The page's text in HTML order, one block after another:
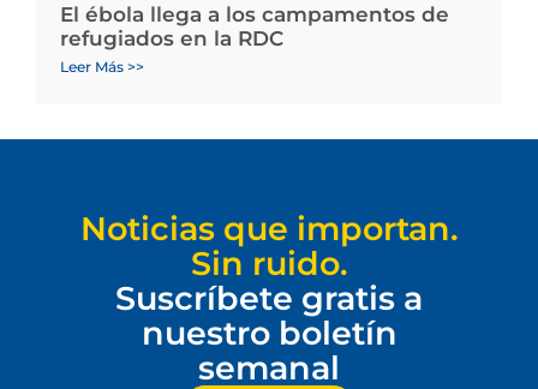
El ébola llega a los campamentos de
refugiados en la RDC
Leer Más >>
Noticias que importan.
Sin ruido.
Suscríbete gratis a
nuestro boletín
semanal